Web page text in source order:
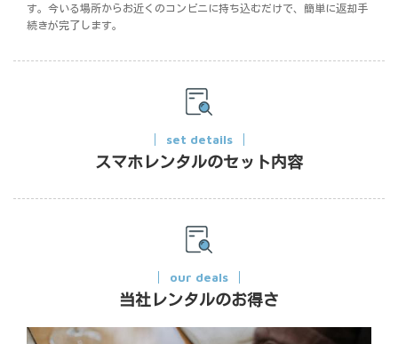
す。今いる場所からお近くのコンビニに持ち込むだけで、簡単に返却手
続きが完了します。
set details
スマホレンタルのセット内容
our deals
当社レンタルのお得さ